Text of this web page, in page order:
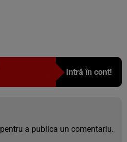
Intră în cont!
pentru a publica un comentariu.